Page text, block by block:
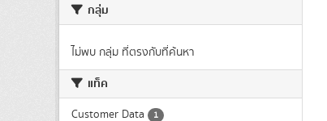
กลุ่ม
ไม่พบ กลุ่ม ที่ตรงกับที่ค้นหา
แท็ค
Customer Data 1